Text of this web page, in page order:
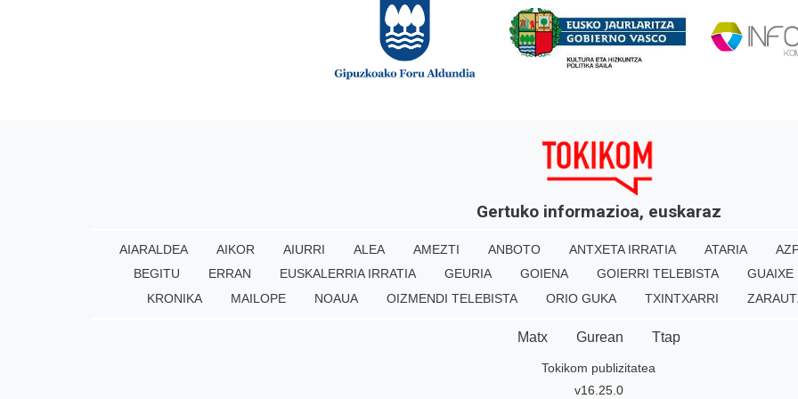
Gertuko informazioa, euskaraz
AIARALDEA AIKOR AIURRI ALEA AMEZTI ANBOTO ANTXETA IRRATIA ATARIA
BEGITU
ERRAN EUSKALERRIA IRRATIA GEURIA GOIENA GOIERRI TELEBISTA
GUAIXE
KRONIKA
MAILOPE NOAUA OIZMENDI TELEBISTA ORIO GUKA TXINTXARRI
Matx Gurean Ttap
Tokikom publizitatea
v16.25.0